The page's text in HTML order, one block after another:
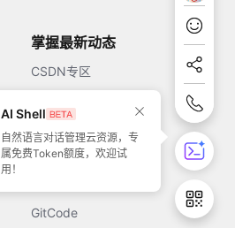
掌握最新动态
CSDN专区
51CTO
GitCode
AI Shell
自然语言对话管理云资源，专
属免费Token额度，欢迎试
用！